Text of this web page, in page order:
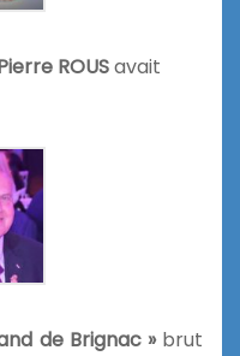
ROUSavait
de Brignac »brut